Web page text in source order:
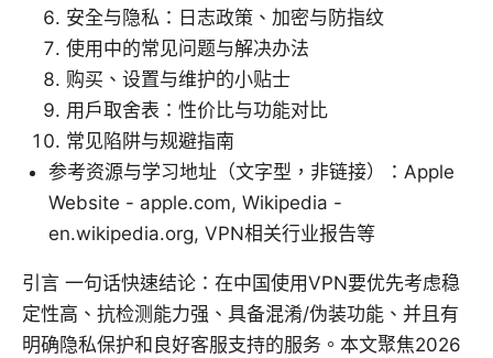
安全与隐私：日志政策、加密与防指纹
使用中的常见问题与解决办法
购买、设置与维护的小贴士
用户取舍表：性价比与功能对比
常见陷阱与规避指南
参考资源与学习地址（文字型，非链接）：Apple
Website - apple.com, Wikipedia -
en.wikipedia.org, VPN相关行业报告等
引言 一句话快速结论：在中国使用VPN要优先考虑稳
定性高、抗检测能力强、具备混淆/伪装功能、并且有
明确隐私保护和良好客服支持的服务。本文聚焦2026